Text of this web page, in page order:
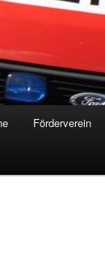
Förderverein